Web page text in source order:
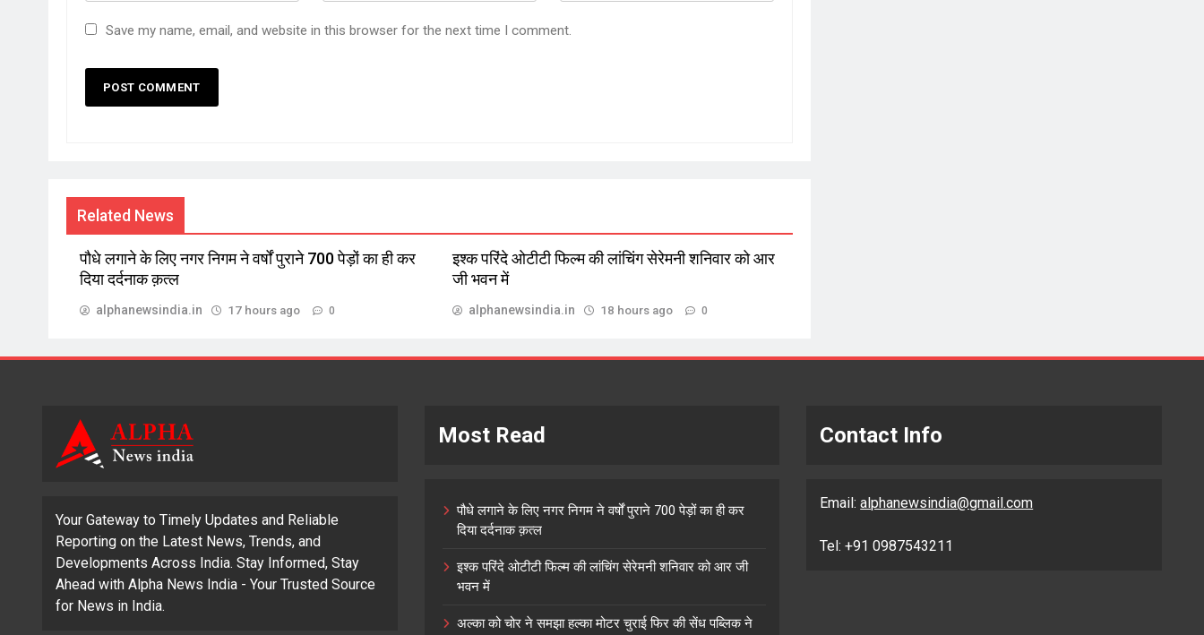
Save my name, email, and website in this browser for the next time I comment.
Related News
पौधे लगाने के लिए नगर निगम ने वर्षों पुराने 700 पेड़ों का ही कर
दिया दर्दनाक क़त्ल
alphanewsindia.in 17 hours ago 0
इश्क परिंदे ओटीटी फिल्म की लांचिंग सेरेमनी शनिवार को आर
जी भवन में
alphanewsindia.in 18 hours ago 0
Your Gateway to Timely Updates and Reliable
Reporting on the Latest News, Trends, and
Developments Across India. Stay Informed, Stay
Ahead with Alpha News India - Your Trusted Source
for News in India.
Most Read
पौधे लगाने के लिए नगर निगम ने वर्षों पुराने 700 पेड़ों का ही कर
दिया दर्दनाक क़त्ल
इश्क परिंदे ओटीटी फिल्म की लांचिंग सेरेमनी शनिवार को आर जी
भवन में
अल्का को चोर ने समझा हल्का मोटर चुराई फिर की सेंध पब्लिक ने
Contact Info
Email:alphanewsindia@gmail.com
Tel: +91 0987543211